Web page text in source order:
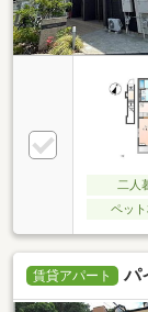
二人
ペッ
賃貸アパート パ